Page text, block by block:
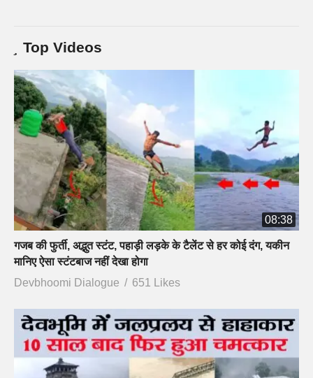
Top Videos
08:38
गजब की फुर्ती, अद्भुत स्टंट, पहाड़ी लड़के के टैलेंट से हर कोई दंग, यकीन
मानिए ऐसा स्टंटबाज नहीं देखा होगा
Devbhoomi Dialogue
651 Likes